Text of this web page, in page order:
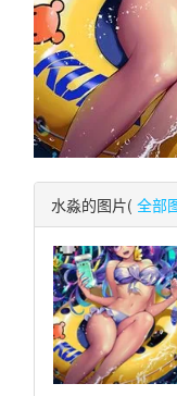
水淼的图片( 全部